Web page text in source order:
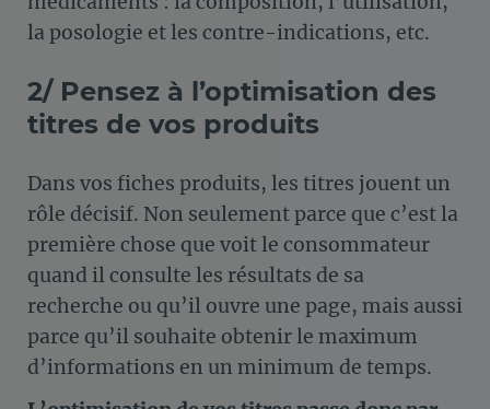
la posologie et les contre-indications, etc.
2/ Pensez à l’optimisation des
titres de vos produits
Dans vos fiches produits, les titres jouent un
rôle décisif. Non seulement parce que c’est la
première chose que voit le consommateur
quand il consulte les résultats de sa
recherche ou qu’il ouvre une page, mais aussi
parce qu’il souhaite obtenir le maximum
d’informations en un minimum de temps.